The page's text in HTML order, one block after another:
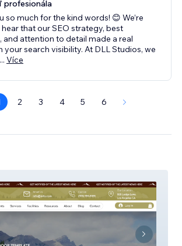
profesionála
so much for the kind words! 😊 We’re
that our SEO strategy, best
and attention to detail made a real
your search visibility. At DLL Studios, we
... Více
2 3 4 5 6